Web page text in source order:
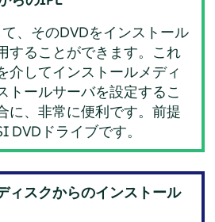
、そのDVDをインストール
することができます。これ
介してインストールメディ
トールサーバを設定するこ
に、非常に便利です。前提
DVDドライブです。
ィスクからのインストール